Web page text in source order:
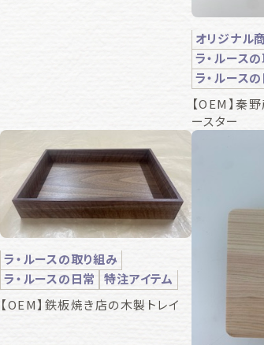
オリジナル
ラ・ルース
ラ・ルース
【OEM】秦
ースター
ラ・ルースの取り組み
ラ・ルースの日常
特注アイテム
【OEM】鉄板焼き店の木製トレイ